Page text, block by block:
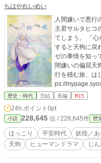
ちはやれいめい
人間嫌いで悪行
主君サルタヒコ
てしまう。 「心
すると天狗に戻れなくなるぞ」
ゼの事情を知っ
間嫌いの偏屈天
行を積む旅、はじまりはじま
ps://mypage.syosetu.com/
トトさん https://
歴史・時代 完結 長編 R15
24h.ポイント 0pt
小説 228,645 位 / 228,645件 歴
ほっこり 平安時代 妖怪／あ
天狗
ヒューマンドラマ じん